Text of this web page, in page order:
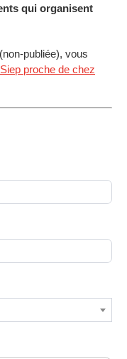
qui organisent
publiée), vous
proche de chez